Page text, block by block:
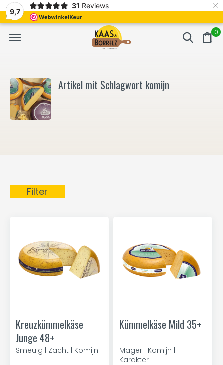
9,7
31 Reviews ×
0
Frisch geschnitten und vakuumverpackt. Meistens Lieferung
Artikel mit Schlagwort komijn
Filter
Kreuzkümmelkäse
Junge 48+
Smeuïg | Zacht | Komijn
Kümmelkäse Mild 35+
Mager | Komijn |
Karakter